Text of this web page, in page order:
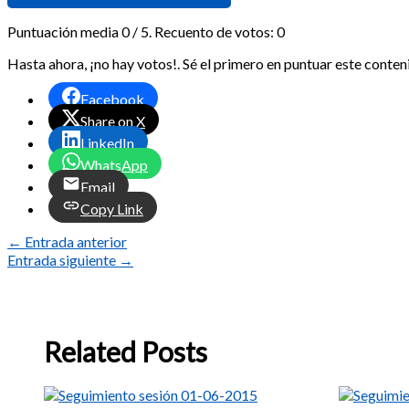
Puntuación media0/ 5. Recuento de votos: 0
Hasta ahora, ¡no hay votos!. Sé el primero en puntuar este
Facebook
Share on X
LinkedIn
WhatsApp
Email
Copy Link
← Entrada anterior
Entrada siguiente →
Related Posts